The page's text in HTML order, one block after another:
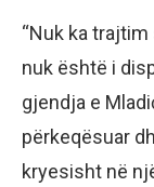
“Nuk ka
nuk është i
gjendja e
përkeqësuar
kryesisht në